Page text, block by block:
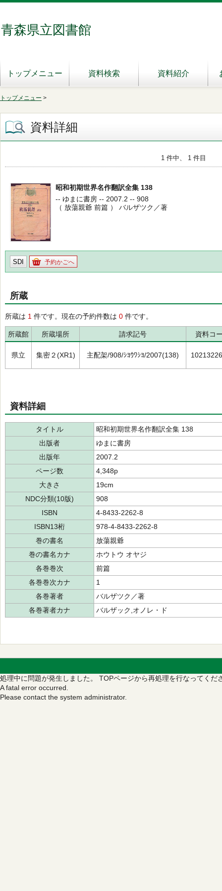
青森県立図書館
トップメニュー 資料検索 資料紹介
トップメニュー >
資料詳細
1 件中、 1 件目
昭和初期世界名作翻訳全集 138
-- ゆまに書房 -- 2007.2 -- 908
（ 放蕩親爺 前篇 ） バルザツク／著
SDI 予約かごへ
所蔵
所蔵は 1 件です。現在の予約件数は 0 件です。
所蔵館 所蔵場所 請求記号 資料コ
県立 集密２(XR1) 主配架/908/ｼﾖｳﾜｼﾖ/2007(138)
資料詳細
タイトル
昭和初期世界名作翻訳全集 138
出版者
ゆまに書房
出版年
2007.2
ページ数
4,348p
大きさ
19cm
NDC分類(10版)
908
ISBN
4-8433-2262-8
ISBN13桁
978-4-8433-2262-8
巻の書名
放蕩親爺
巻の書名カナ
ホウトウ オヤジ
各巻巻次
前篇
各巻巻次カナ
1
各巻著者
バルザツク／著
各巻著者カナ
バルザック,オノレ・ド
処理中に問題が発生しました。 TOPページから再処理を行なってくだ
A fatal error occurred.
Please contact the system administrator.